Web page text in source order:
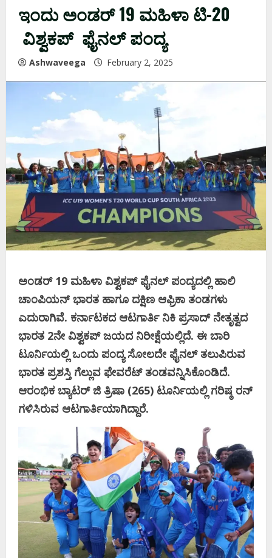
ಇಂದು ಅಂಡರ್‌ 19 ಮಹಿಳಾ ಟಿ-20
ವಿಶ್ವಕಪ್‌ ಫೈನಲ್‌ ಪಂದ್ಯ
Ashwaveega February 2, 2025
ಅಂಡರ್‌ 19 ಮಹಿಳಾ ವಿಶ್ವಕಪ್‌ ಫೈನಲ್‌ ಪಂದ್ಯದಲ್ಲಿ ಹಾಲಿ
ಚಾಂಪಿಯನ್‌ ಭಾರತ ಹಾಗೂ ದಕ್ಷಿಣ ಆಫ್ರಿಕಾ ತಂಡಗಳು
ಎದುರಾಗಿವೆ. ಕರ್ನಾಟಕದ ಆಟಗಾರ್ತಿ ನಿಕಿ ಪ್ರಸಾದ್‌ ನೇತೃತ್ವದ
ಭಾರತ 2ನೇ ವಿಶ್ವಕಪ್‌ ಜಯದ ನಿರೀಕ್ಷೆಯಲ್ಲಿದೆ. ಈ ಬಾರಿ
ಟೂರ್ನಿಯಲ್ಲಿ ಒಂದು ಪಂದ್ಯ ಸೋಲದೇ ಫೈನಲ್‌ ತಲುಪಿರುವ
ಭಾರತ ಪ್ರಶಸ್ತಿ ಗೆಲ್ಲುವ ಫೇವರೆಟ್‌ ತಂಡವನ್ನಿಸಿಕೊಂಡಿದೆ.
ಆರಂಭಿಕ ಬ್ಯಾಟರ್‌ ಜಿ ತ್ರಿಷಾ (265) ಟೂರ್ನಿಯಲ್ಲಿ ಗರಿಷ್ಠ ರನ್‌
ಗಳಿಸಿರುವ ಆಟಗಾರ್ತಿಯಾಗಿದ್ದಾರೆ.